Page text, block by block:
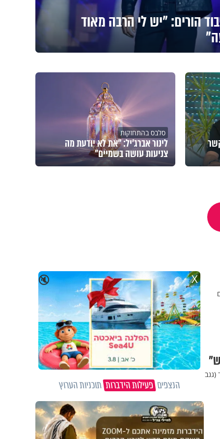
הורים: "יש לי הרבה מאוד
הקשר
סלבס בהתחזקות
לינור אברג'יל: "את לא יודעת מה
צניעות עושה בשמיים"
(גנב
🔇 X
הנצפיםפעילות הידברותתוכניות הערוץ